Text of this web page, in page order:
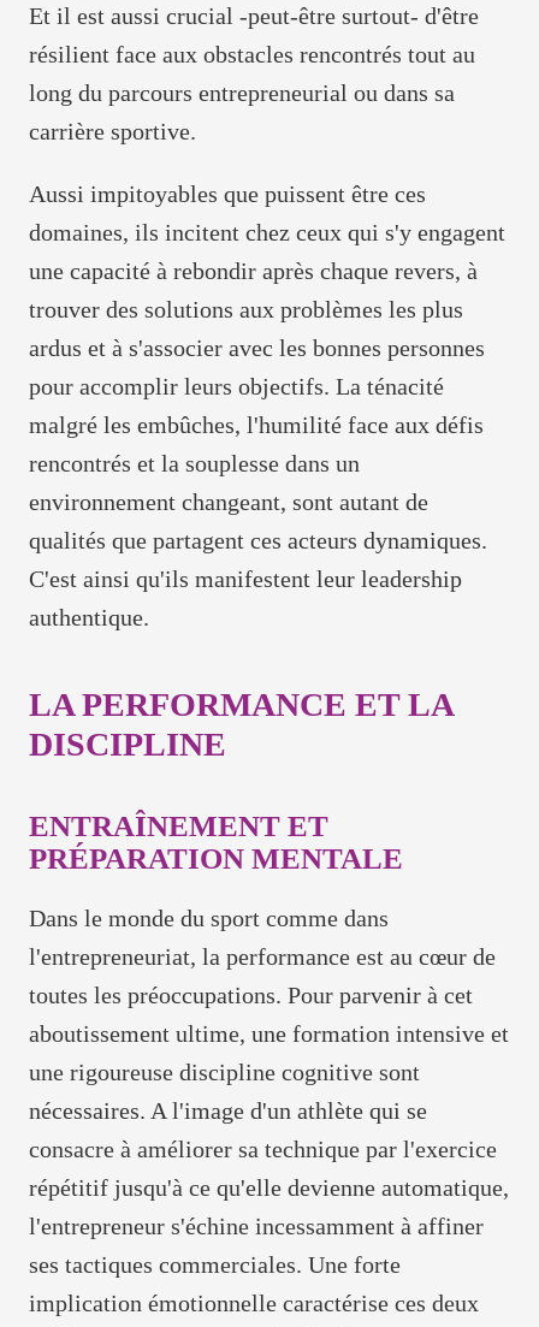
Et il est aussi crucial -peut-être surtout- d'être
résilient face aux obstacles rencontrés tout au
long du parcours entrepreneurial ou dans sa
carrière sportive.
Aussi impitoyables que puissent être ces
domaines, ils incitent chez ceux qui s'y engagent
une capacité à rebondir après chaque revers, à
trouver des solutions aux problèmes les plus
ardus et à s'associer avec les bonnes personnes
pour accomplir leurs objectifs. La ténacité
malgré les embûches, l'humilité face aux défis
rencontrés et la souplesse dans un
environnement changeant, sont autant de
qualités que partagent ces acteurs dynamiques.
C'est ainsi qu'ils manifestent leur leadership
authentique.
LA PERFORMANCE ET LA
DISCIPLINE
ENTRAÎNEMENT ET
PRÉPARATION MENTALE
Dans le monde du sport comme dans
l'entrepreneuriat, la performance est au cœur de
toutes les préoccupations. Pour parvenir à cet
aboutissement ultime, une formation intensive et
une rigoureuse discipline cognitive sont
nécessaires. A l'image d'un athlète qui se
consacre à améliorer sa technique par l'exercice
répétitif jusqu'à ce qu'elle devienne automatique,
l'entrepreneur s'échine incessamment à affiner
ses tactiques commerciales. Une forte
implication émotionnelle caractérise ces deux